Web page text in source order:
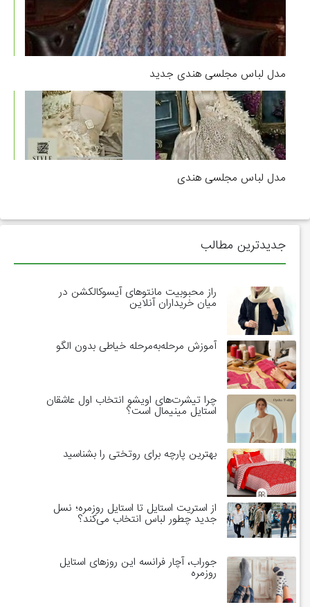
مدل لباس مجلسی هندی جدید
مدل لباس مجلسی هندی
جدیدترین مطالب
راز محبوبیت مانتوهای آیسوکالکشن در
میان خریداران آنلاین
آموزش مرحله‌به‌مرحله خیاطی بدون الگو
چرا تیشرت‌های اویشو انتخاب اول عاشقان
استایل مینیمال است؟
بهترین پارچه برای روتختی را بشناسید
از استریت استایل تا استایل روزمره؛ نسل
جدید چطور لباس انتخاب می‌کند؟
جوراب، آچار فرانسه این روزهای استایل
روزمره